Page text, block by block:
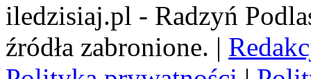
iledzisiaj.pl - Radzyń
źródła zabronione. |